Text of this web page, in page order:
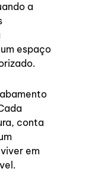
a
espaço
conta
em